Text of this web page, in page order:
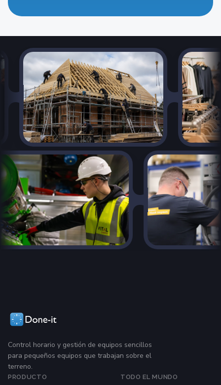
Control horario y gestión de equipos sencillos
para pequeños equipos que trabajan sobre el
terreno.
PRODUCTO TODO EL MUNDO